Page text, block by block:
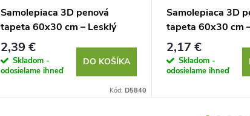
Samolepiaca 3D penová
tapeta 60x30 cm – Lesklý
biely mramor
2,39 €
Skladom -
odosielame ihneď
DO KOŠÍKA
Kód: D5840
Samolepiaca 3D
tapeta 60x30 cm
šedo-zlatý mramor
2,17 €
Skladom -
odosielame ihneď